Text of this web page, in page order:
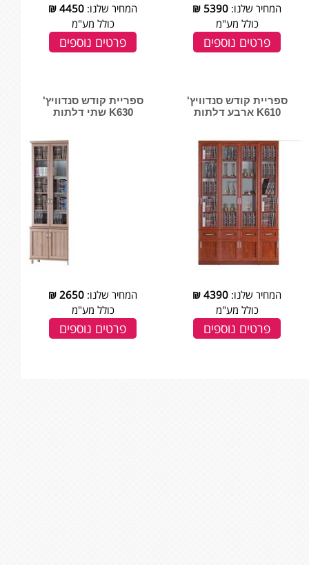
המחיר שלנו: 5390
₪
כולל מע"מ
פרטים נוספים
המחיר שלנו: 4450
₪
כולל מע"מ
פרטים נוספים
ספריית קודש סנדוויץ'
K610 ארבע דלתות
המחיר שלנו: 4390
₪
כולל מע"מ
פרטים נוספים
ספריית קודש סנדוויץ'
K630 שתי דלתות
המחיר שלנו: 2650
₪
כולל מע"מ
פרטים נוספים